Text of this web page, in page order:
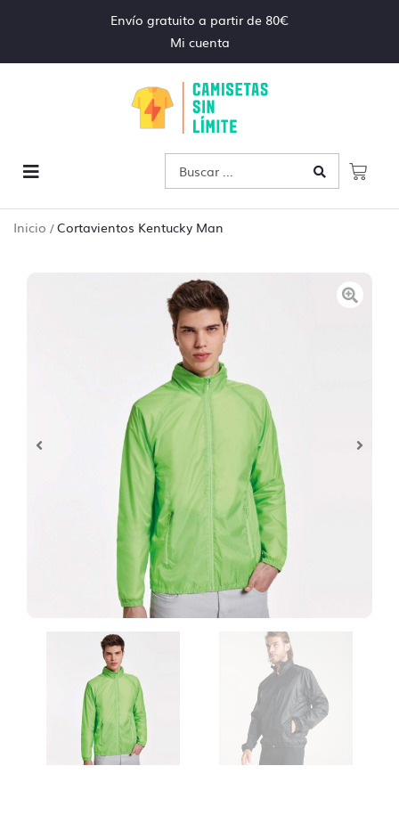
Envío gratuito a partir de 80€
Mi cuenta
Inicio /Cortavientos Kentucky Man
Control de archivos
Al realizar tu pedido de personalización te
pediremos que subas los archivos
necesarios y estos serán revisados antes de